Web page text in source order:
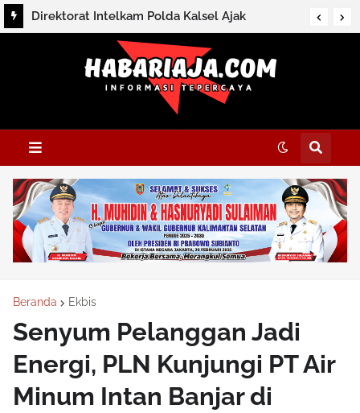
Direktorat Intelkam Polda Kalsel Ajak
Masyarakat Perkuat Persatuan Melalui
Silaturahmi dan Dialog Kamtibmas di HSS
Beranda Ekbis
Senyum Pelanggan Jadi
Energi, PLN Kunjungi PT Air
Minum Intan Banjar di